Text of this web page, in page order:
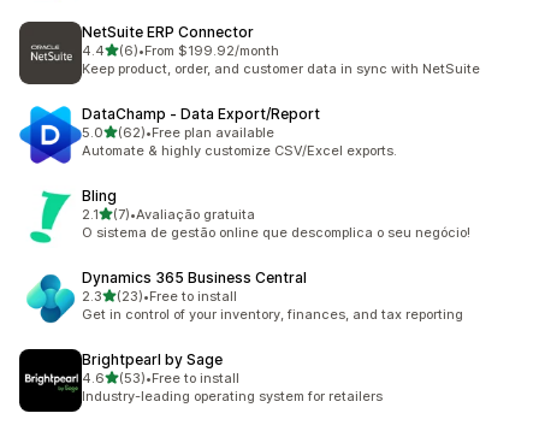
NetSuite ERP Connector
4.4滿分 5 顆星
(6)
共有 6 則評價
•From $199.92/month
Keep product, order, and customer data in sync with NetSuite
DataChamp ‑ Data Export/Report
5.0滿分 5 顆星
(62)
共有 62 則評價
•Free plan available
Automate & highly customize CSV/Excel exports.
Bling
2.1滿分 5 顆星
(7)
共有 7 則評價
•Avaliação gratuita
O sistema de gestão online que descomplica o seu negócio!
Dynamics 365 Business Central
2.3滿分 5 顆星
(23)
共有 23 則評價
•Free to install
Get in control of your inventory, finances, and tax reporting
Brightpearl by Sage
4.6滿分 5 顆星
(53)
共有 53 則評價
•Free to install
Industry-leading operating system for retailers